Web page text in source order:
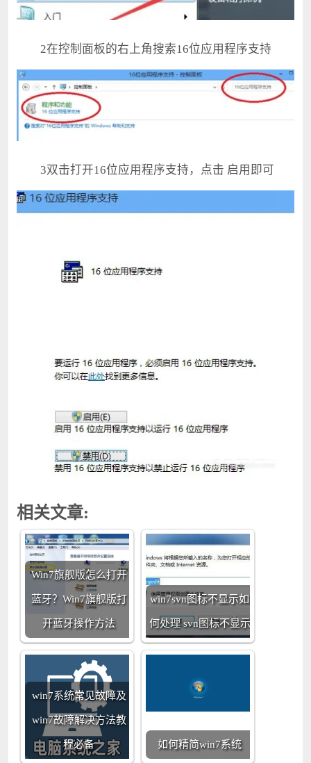
2在控制面板的右上角搜索16位应用程序支持
3双击打开16位应用程序支持，点击 启用即可
相关文章:
Win7旗舰版怎么打开
蓝牙？Win7旗舰版打
开蓝牙操作方法
win7svn图标不显示如
何处理 svn图标不显示
win7系统常见故障及
win7故障解决方法教
程必备 如何精简win7系统